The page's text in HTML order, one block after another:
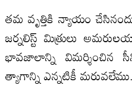
తమ వృత్తికి న్యాయం
జర్నలిస్ట్ మిత్రులు
భావజాలాన్ని విమర్శించిన
త్యాగాన్ని ఎన్నటికీ మరువలేము.